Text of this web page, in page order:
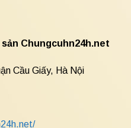
Chungcuhn24h.net
Cầu Giấy, Hà Nội